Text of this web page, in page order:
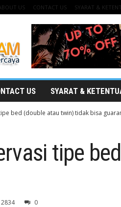
US CONTACT US SYARAT &
US SYARAT &
bed (double atau twin) tidak bisa
tipe
2834 0